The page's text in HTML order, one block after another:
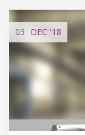
03 DEC '18